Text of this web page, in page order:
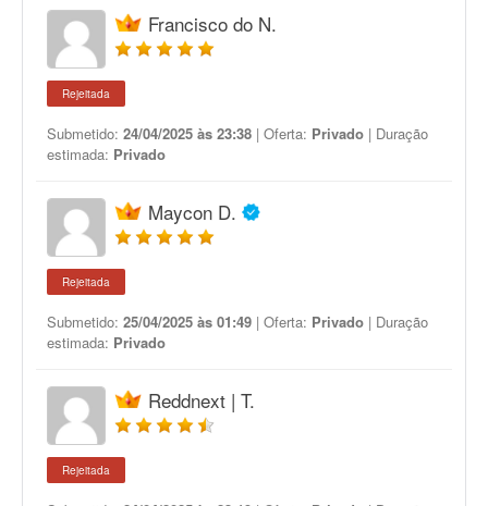
Francisco do N.
Rejeitada
Submetido: 24/04/2025 às 23:38 | Oferta: Privado | Duração
estimada: Privado
Maycon D.
Rejeitada
Submetido: 25/04/2025 às 01:49 | Oferta: Privado | Duração
estimada: Privado
Reddnext | T.
Rejeitada